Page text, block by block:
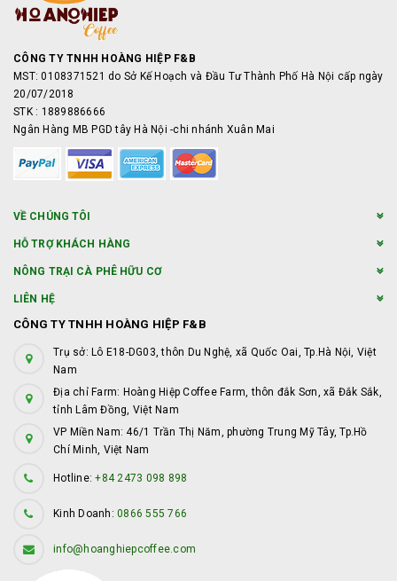
CÔNG TY TNHH HOÀNG HIỆP F&B
MST: 0108371521 do Sở Kế Hoạch và Đầu Tư Thành Phố Hà Nội cấp ngày
20/07/2018
STK : 1889886666
Ngân Hàng MB PGD tây Hà Nội -chi nhánh Xuân Mai
VỀ CHÚNG TÔI
HỖ TRỢ KHÁCH HÀNG
NÔNG TRẠI CÀ PHÊ HỮU CƠ
LIÊN HỆ
CÔNG TY TNHH HOÀNG HIỆP F&B
Trụ sở: Lô E18-DG03, thôn Du Nghệ, xã Quốc Oai, Tp.Hà Nội, Việt
Nam
Địa chỉ Farm: Hoàng Hiệp Coffee Farm, thôn đắk Sơn, xã Đắk Sắk,
tỉnh Lâm Đồng, Việt Nam
VP Miền Nam: 46/1 Trần Thị Năm, phường Trung Mỹ Tây, Tp.Hồ
Chí Minh, Việt Nam
Hotline:+84 2473 098 898
Kinh Doanh: 0866 555 766
info@hoanghiepcoffee.com